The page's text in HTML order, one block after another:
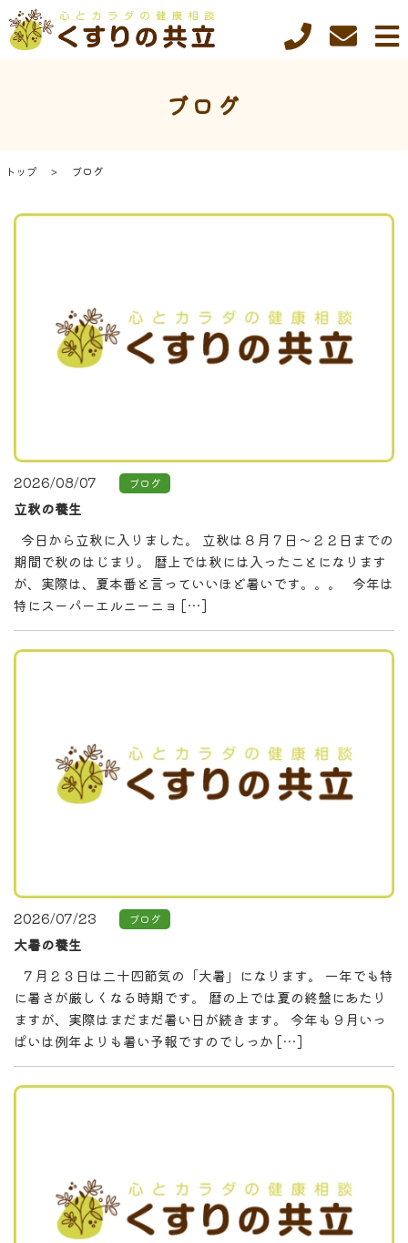
ブログ
トップ ブログ
2026/08/07 ブログ
立秋の養生
今日から立秋に入りました。 立秋は８月７日～２２日までの
期間で秋のはじまり。 暦上では秋には入ったことになります
が、実際は、夏本番と言っていいほど暑いです。。。 今年は
特にスーパーエルニーニョ […]
2026/07/23 ブログ
大暑の養生
７月２３日は二十四節気の「大暑」になります。 一年でも特
に暑さが厳しくなる時期です。 暦の上では夏の終盤にあたり
ますが、実際はまだまだ暑い日が続きます。 今年も９月いっ
ぱいは例年よりも暑い予報ですのでしっか […]